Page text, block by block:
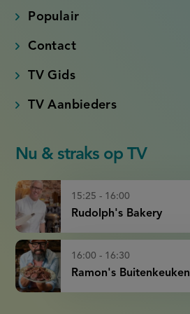
Populair
Contact
TV Gids
TV Aanbieders
Nu & straks op TV
15:25 - 16:00
Rudolph's Bakery
16:00 - 16:30
Ramon's Buitenkeuken